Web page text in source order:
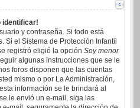
identificar!
y contraseña. Si todo está
Si el Sistema de Protección Infantil
registró eligió la opción Soy menor
algunas instrucciones que se le
foros disponen que las cuentas
mismo o por La Administración,
información se le brindará al
le envió un e-mail, siga las